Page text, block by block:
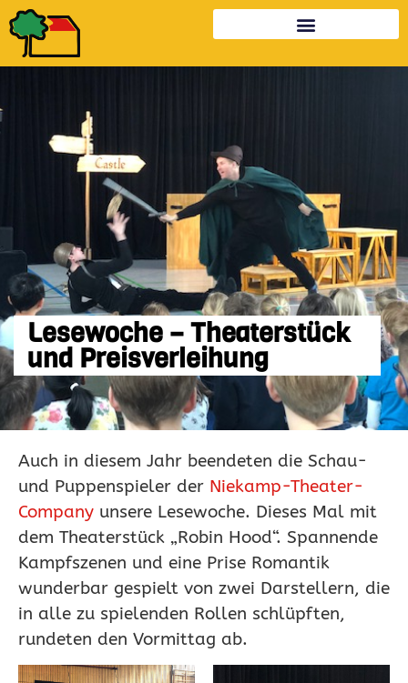
Lese­woche – Theater­stück
und Preis­verleihung
Auch in diesem Jahr beendeten die Schau-
und Puppenspieler der Niekamp-Theater-
Company unsere Lesewoche. Dieses Mal mit
dem Theaterstück „Robin Hood“. Spannende
Kampfszenen und eine Prise Romantik
wunderbar gespielt von zwei Darstellern, die
in alle zu spielenden Rollen schlüpften,
rundeten den Vormittag ab.